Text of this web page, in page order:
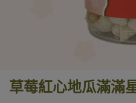
草莓紅心地瓜滿滿